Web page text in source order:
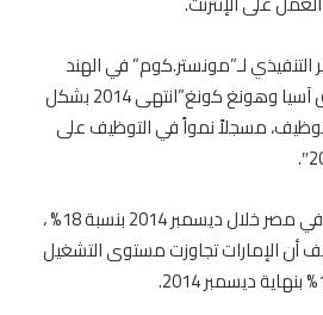
لـ”مونستر.كوم” في الهند
والشرق الأوسط وجنوب شرق آسيا وهونغ كونغ”انتهى 2014 بشكل
مسجلاً نمواً في التوظيف على
وارتفعت معدلات التوظيف في مصر خلال ديسمبر 2014 بنسبة 18% ،
أن الإمارات تجاوزت مستوى التشغيل